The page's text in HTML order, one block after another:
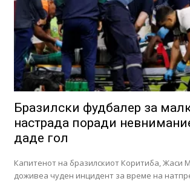
Бразилски фудбалер за
настрада поради
даде гол
Капитенот на бразилскиот Коритиба, Жаси
доживеа чуден инцидент за време на